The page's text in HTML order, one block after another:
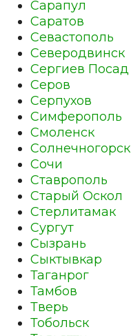
Сарапул
Саратов
Севастополь
Северодвинск
Сергиев Посад
Серов
Серпухов
Симферополь
Смоленск
Солнечногорск
Сочи
Ставрополь
Старый Оскол
Стерлитамак
Сургут
Сызрань
Сыктывкар
Таганрог
Тамбов
Тверь
Тобольск